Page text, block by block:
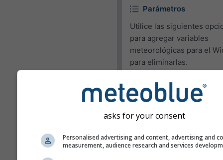
Parámetros
Utilice las siguientes
para agregar variables
meteorológicas para el
para eliminarlas.
Pictograma
Temperatura (max.)
Temperatura (min.)
Velocidad del viento
asks for your consent
Personalised advertising and content, advertising and
measurement, audience research and services